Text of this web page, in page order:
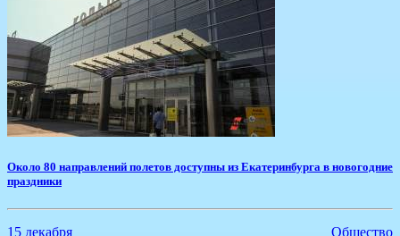
​Около 80 направлений полетов доступны из Екатеринбурга в новогодние
праздники
15 декабря Общество